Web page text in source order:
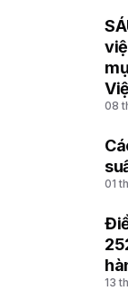
mô
08
01
13